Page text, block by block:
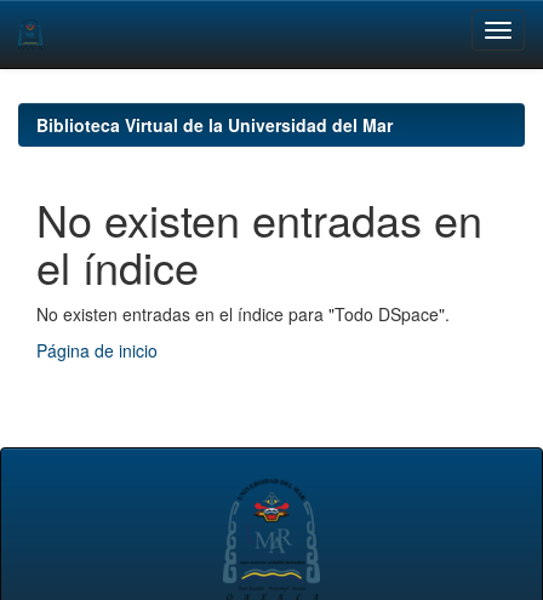
navigationBiblioteca Virtual de la Universidad del Mar
No existen entradas en
el índice
No existen entradas en el índice para "Todo DSpace".
Página de inicio